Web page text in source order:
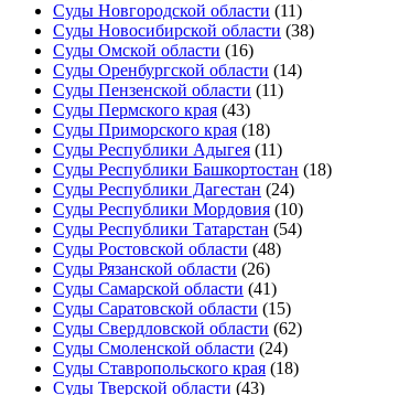
Суды Новгородской области (11)
Суды Новосибирской области (38)
Суды Омской области (16)
Суды Оренбургской области (14)
Суды Пензенской области (11)
Суды Пермского края (43)
Суды Приморского края (18)
Суды Республики Адыгея (11)
Суды Республики Башкортостан (18)
Суды Республики Дагестан (24)
Суды Республики Мордовия (10)
Суды Республики Татарстан (54)
Суды Ростовской области (48)
Суды Рязанской области (26)
Суды Самарской области (41)
Суды Саратовской области (15)
Суды Свердловской области (62)
Суды Смоленской области (24)
Суды Ставропольского края (18)
Суды Тверской области (43)